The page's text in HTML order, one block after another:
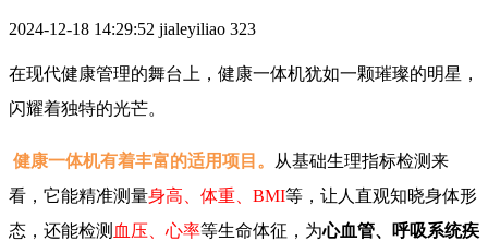
2024-12-18 14:29:52 jialeyiliao 323
在现代健康管理的舞台上，健康一体机犹如一颗璀璨的明星，
闪耀着独特的光芒。
健康一体机有着丰富的适用项目。
从基础生理指标检测来
看，它能精准测量身高、体重、BMI等，让人直观知晓身体形
态，还能检测 血压、心率等生命体征，为心血管、呼吸系统疾